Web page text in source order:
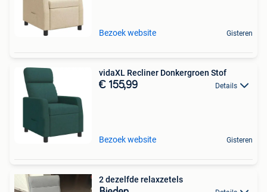
Bezoek website Gisteren
vidaXL Recliner Donkergroen Stof
€ 155,99 Details
Bezoek website Gisteren
2 dezelfde relaxzetels